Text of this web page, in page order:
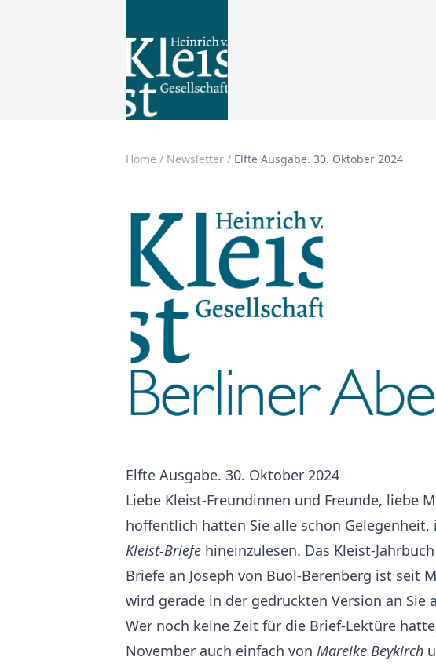
Home / Newsletter / Elfte Ausgabe. 30. Oktober 2024
Elfte Ausgabe. 30. Oktober 2024
Liebe Kleist-Freundinnen und Freunde, liebe
hoffentlich hatten Sie alle schon Gelegenheit,
Kleist-Briefe hineinzulesen. Das Kleist-
Briefe an Joseph von Buol-Berenberg ist seit
wird gerade in der gedruckten Version an Sie
Wer noch keine Zeit für die Brief-Lektüre
November auch einfach von Mareike Beykirch